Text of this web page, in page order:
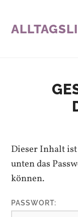
Dieser Inhalt
unten das
können.
PASSWORT: